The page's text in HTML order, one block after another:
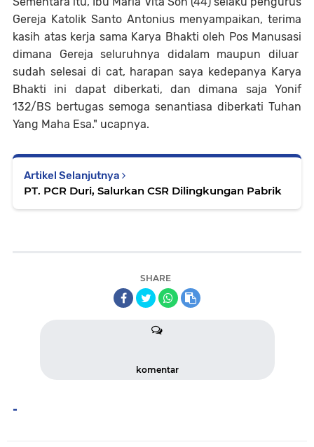
Gereja Katolik Santo Antonius menyampaikan, terima
kasih atas kerja sama Karya Bhakti oleh Pos Manusasi
dimana Gereja seluruhnya didalam maupun diluar
sudah selesai di cat, harapan saya kedepanya Karya
Bhakti ini dapat diberkati, dan dimana saja Yonif
132/BS bertugas semoga senantiasa diberkati Tuhan
Yang Maha Esa." ucapnya.
Artikel Selanjutnya
PT. PCR Duri, Salurkan CSR Dilingkungan Pabrik
SHARE
komentar
-